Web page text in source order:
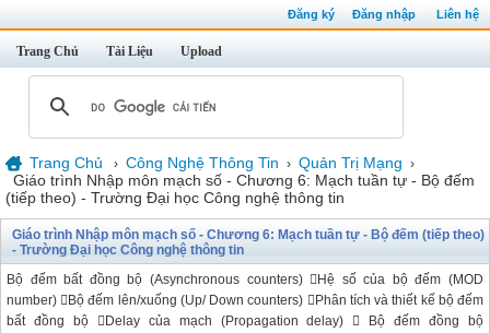
Đăng ký Đăng nhập Liên hệ
Trang Chủ Tài Liệu Upload
Trang Chủ › Công Nghệ Thông Tin › Quản Trị Mạng ›
Giáo trình Nhập môn mạch số - Chương 6: Mạch tuần tự - Bộ đếm
(tiếp theo) - Trường Đại học Công nghệ thông tin
Giáo trình Nhập môn mạch số - Chương 6: Mạch tuần tự - Bộ đếm (tiếp theo)
- Trường Đại học Công nghệ thông tin
Bộ đếm bất đồng bộ (Asynchronous counters) Hệ số của bộ đếm (MOD
number) Bộ đếm lên/xuống (Up/ Down counters) Phân tích và thiết kế bộ đếm
bất đồng bộ Delay của mạch (Propagation delay)  Bộ đếm đồng bộ